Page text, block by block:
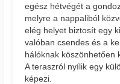
egész hétvégét a
melyre a nappaliból
elég helyet biztosít egy
valóban csendes és a
hálóknak köszönhetően
A teraszról nyílik egy
képezi.